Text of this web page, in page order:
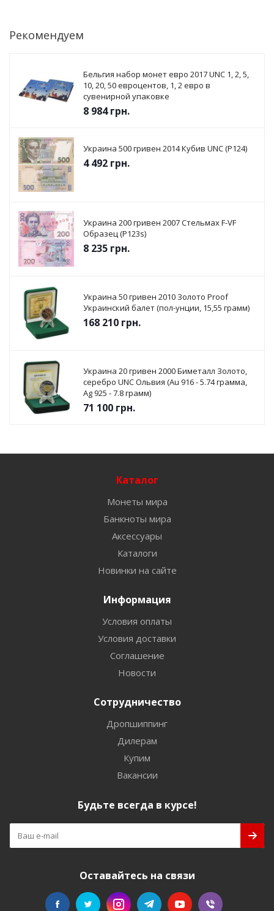
Рекомендуем
Бельгия набор монет евро 2017 UNC 1, 2, 5,
10, 20, 50 евроцентов, 1, 2 евро в
сувенирной упаковке
8 984грн.
Украина 500 гривен 2014 Кубив UNC (P124)
4 492 грн.
Украина 200 гривен 2007 Стельмах F-VF
Образец (P123s)
8 235 грн.
Украина 50 гривен 2010 Золото Proof
Украинский балет (пол-унции, 15,55 грамм)
168 210 грн.
Украина 20 гривен 2000 Биметалл Золото,
серебро UNC Ольвия (Au 916 - 5.74 грамма,
Ag 925 - 7.8 грамм)
71 100 грн.
Каталог
Монеты мира
Банкноты мира
Аксессуары
Каталоги
Новинки на сайте
Информация
Условия оплаты
Условия доставки
Соглашение
Новости
Сотрудничество
Дропшиппинг
Дилерам
Купим
Вакансии
Будьте всегда в курсе!
Оставайтесь на связи